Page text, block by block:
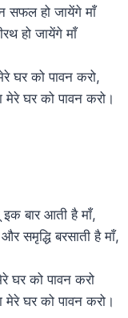
सफल हो जायेंगे माँ
हो जायेंगे माँ
घर को पावन करो,
मेरे घर को पावन करो।
बार आती है माँ,
समृद्धि बरसाती है माँ,
घर को पावन करो
मेरे घर को पावन करो।